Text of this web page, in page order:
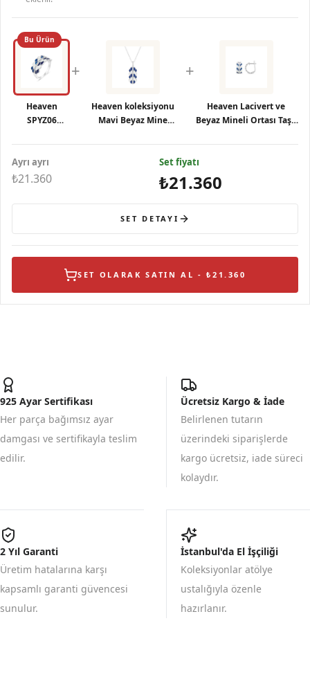
Bu Ürün
Heaven
SPYZ06
+
Heaven koleksiyonu
Mavi Beyaz Mine
Gümüş Kolye
+
Heaven Lacivert ve
Beyaz Mineli Ortası Taşlı
Ayrı ayrı
₺21.360
Set fiyatı
₺21.360
SET DETAYI
SET OLARAK SATIN AL - ₺21.360
925 Ayar Sertifikası
Her parça bağımsız ayar
damgası ve sertifikayla teslim
edilir.
Ücretsiz Kargo & İade
Belirlenen tutarın
üzerindeki siparişlerde
kargo ücretsiz, iade süreci
kolaydır.
2 Yıl Garanti
Üretim hatalarına karşı
kapsamlı garanti güvencesi
sunulur.
İstanbul'da El İşçiliği
Koleksiyonlar atölye
ustalığıyla özenle
hazırlanır.